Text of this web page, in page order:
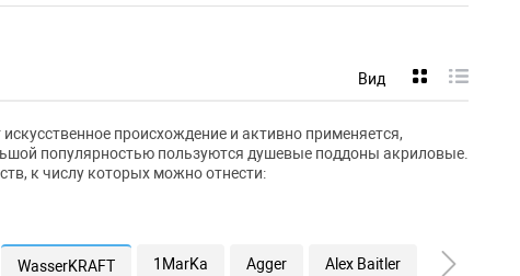
Вид
происхождение и активно применяется,
популярностью пользуются душевые поддоны акриловые.
к числу которых можно отнести:
WasserKRAFT 1MarKa Agger Alex Baitler Aquanet